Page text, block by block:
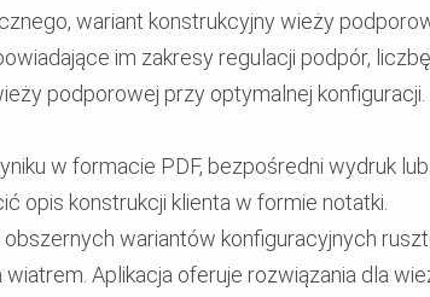
wariant konstrukcyjny wieży
im zakresy regulacji podpór,
podporowej przy optymalnej konfiguracji.
w formacie PDF, bezpośredni wydruk
opis konstrukcji klienta w formie notatki.
wariantów konfiguracyjnych
Aplikacja oferuje rozwiązania dla